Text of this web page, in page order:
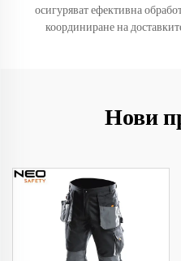
осигуряват ефективна
координиране на
Нови